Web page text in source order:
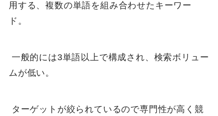
用する、複数の単語を組み合わせたキーワー
ド。
一般的には3単語以上で構成され、検索ボリュー
ムが低い。
ターゲットが絞られているので専門性が高く競